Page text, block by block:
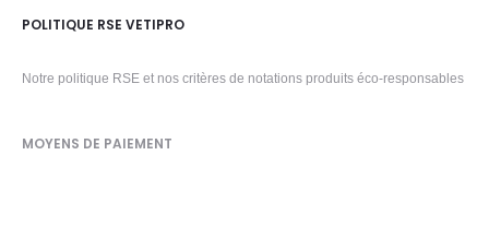
POLITIQUE RSE VETIPRO
Notre politique RSE et nos critères de notations produits éco-responsables
MOYENS DE PAIEMENT